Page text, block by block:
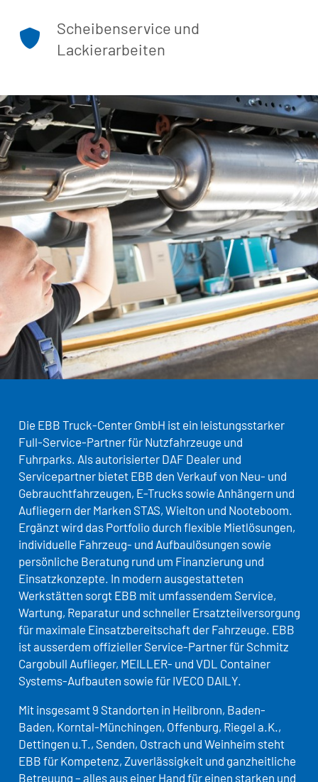
Scheibenservice und
Lackierarbeiten
Die EBB Truck-Center GmbH ist ein leistungsstarker
Full-Service-Partner für Nutzfahrzeuge und
Fuhrparks. Als autorisierter DAF Dealer und
Servicepartner bietet EBB den Verkauf von Neu- und
Gebrauchtfahrzeugen, E-Trucks sowie Anhängern und
Aufliegern der Marken STAS, Wielton und Nooteboom.
Ergänzt wird das Portfolio durch flexible Mietlösungen,
individuelle Fahrzeug- und Aufbaulösungen sowie
persönliche Beratung rund um Finanzierung und
Einsatzkonzepte. In modern ausgestatteten
Werkstätten sorgt EBB mit umfassendem Service,
Wartung, Reparatur und schneller Ersatzteilversorgung
für maximale Einsatzbereitschaft der Fahrzeuge. EBB
ist ausserdem offizieller Service-Partner für Schmitz
Cargobull Auflieger, MEILLER- und VDL Container
Systems-Aufbauten sowie für IVECO DAILY.
Mit insgesamt 9 Standorten in Heilbronn, Baden-
Baden, Korntal-Münchingen, Offenburg, Riegel a.K.,
Dettingen u.T., Senden, Ostrach und Weinheim steht
EBB für Kompetenz, Zuverlässigkeit und ganzheitliche
Betreuung – alles aus einer Hand für einen starken und